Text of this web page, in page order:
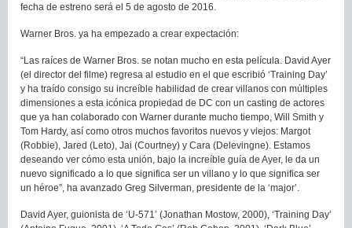
fecha de estreno será el 5 de agosto de 2016.
Warner Bros. ya ha empezado a crear expectación:
“Las raíces de Warner Bros. se notan mucho en esta película. David Ayer
(el director del filme) regresa al estudio en el que escribió ‘Training Day’
y ha traído consigo su increíble habilidad de crear villanos con múltiples
dimensiones a esta icónica propiedad de DC con un casting de actores
que ya han colaborado con Warner durante mucho tiempo, Will Smith y
Tom Hardy, así como otros muchos favoritos nuevos y viejos: Margot
(Robbie), Jared (Leto), Jai (Courtney) y Cara (Delevingne). Estamos
deseando ver cómo esta unión, bajo la increíble guía de Ayer, le da un
nuevo significado a lo que significa ser un villano y lo que significa ser
un héroe”, ha avanzado Greg Silverman, presidente de la ‘major’.
David Ayer, guionista de ‘U-571’ (Jonathan Mostow, 2000), ‘Training Day’